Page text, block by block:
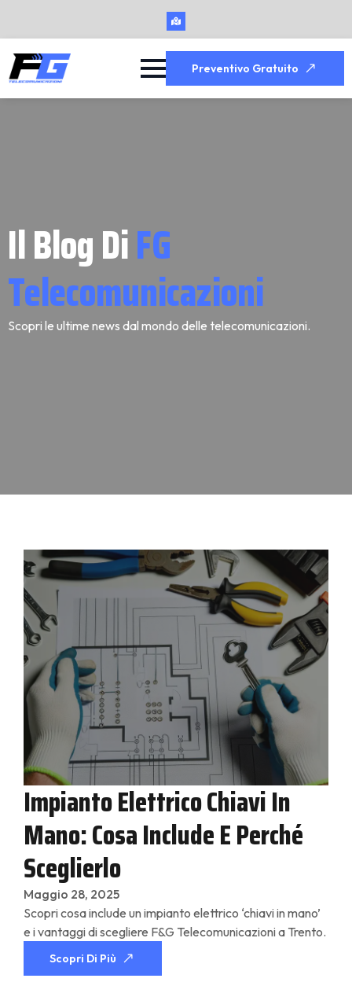
Preventivo Gratuito
Il Blog DiFG
Telecomunicazioni
Scopri le ultime news dal mondo delle telecomunicazioni.
Impianto Elettrico Chiavi In
Mano: Cosa Include E Perché
Sceglierlo
Maggio 28, 2025
Scopri cosa include un impianto elettrico ‘chiavi in mano’
e i vantaggi di scegliere F&G Telecomunicazioni a Trento.
Scopri Di Più